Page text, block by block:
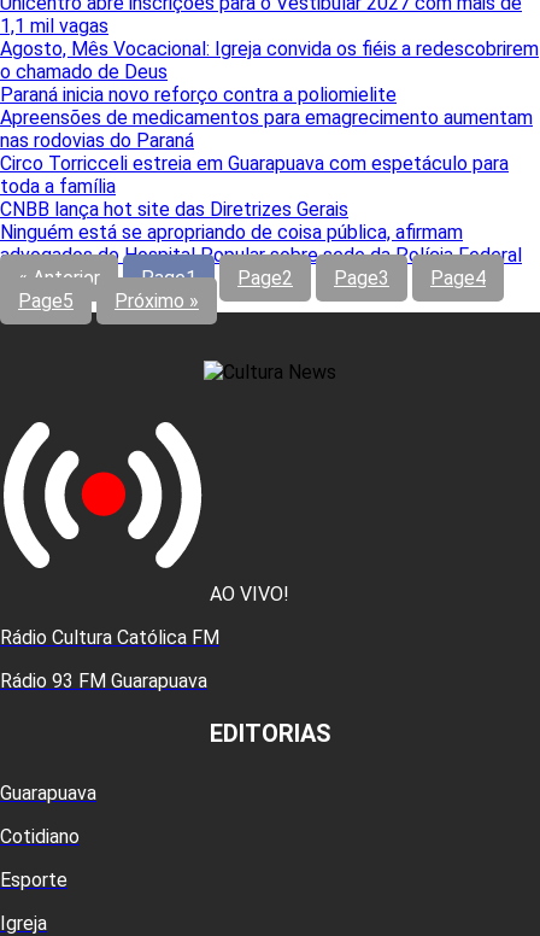
1,1 mil vagas
Agosto, Mês Vocacional: Igreja convida os fiéis a redescobrirem
o chamado de Deus
Paraná inicia novo reforço contra a poliomielite
Apreensões de medicamentos para emagrecimento aumentam
nas rodovias do Paraná
Circo Torricceli estreia em Guarapuava com espetáculo para
toda a família
CNBB lança hot site das Diretrizes Gerais
Ninguém está se apropriando de coisa pública, afirmam
advogados do Hospital Popular sobre sede da Polícia Federal
« Anterior
Page1 Page2 Page3 Page4
Page5 Próximo »
AO VIVO!
Rádio Cultura Católica FM
Rádio 93 FM Guarapuava
EDITORIAS
Guarapuava
Cotidiano
Esporte
Igreja